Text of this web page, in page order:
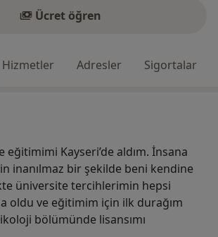
Ücret öğren
Hizmetler Adresler Sigortalar
Kayseri’de aldım. İnsana
inanılmaz bir şekilde beni kendine
üniversite tercihlerimin hepsi
oldu ve eğitimim için ilk durağım
bölümünde lisansımı